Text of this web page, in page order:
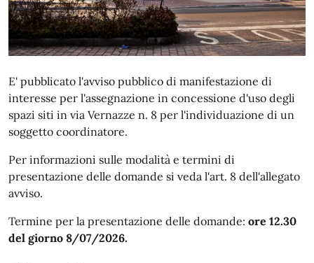
E' pubblicato l'avviso pubblico di manifestazione di
interesse per l'assegnazione in concessione d'uso degli
spazi siti in via Vernazze n. 8 per l'individuazione di un
soggetto coordinatore.
Per informazioni sulle modalità e termini di
presentazione delle domande si veda l'art. 8 dell'allegato
avviso.
Termine per la presentazione delle domande: ore 12.30
del giorno 8/07/2026.